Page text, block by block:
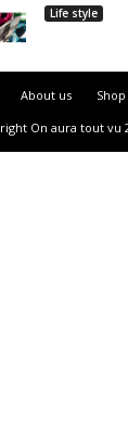
Life style
About us
Shop
On aura tout vu